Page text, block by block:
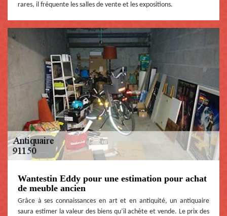
rares, il fréquente les salles de vente et les expositions.
Wantestin Eddy pour une estimation pour achat
de meuble ancien
Grâce à ses connaissances en art et en antiquité, un antiquaire
saura estimer la valeur des biens qu’il achète et vende. Le prix des